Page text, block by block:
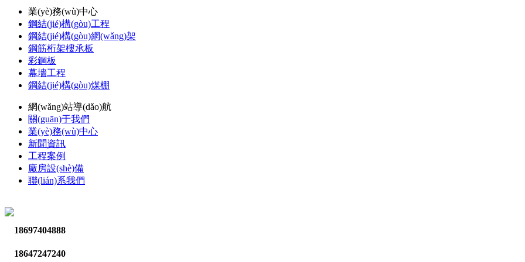
業(yè)務(wù)中心
鋼結(jié)構(gòu)工程
鋼結(jié)構(gòu)網(wǎng)架
鋼筋桁架樓承板
彩鋼板
幕墻工程
鋼結(jié)構(gòu)煤棚
網(wǎng)站導(dǎo)航
關(guān)于我們
業(yè)務(wù)中心
新聞資訊
工程案例
廠房設(shè)備
聯(lián)系我們
18697404888
18647247240